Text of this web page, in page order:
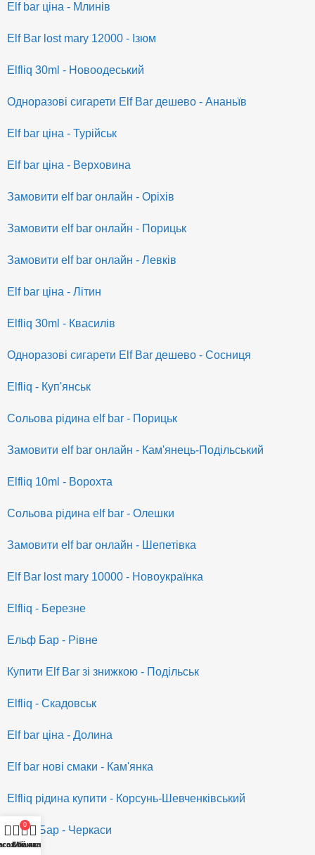
Elf bar ціна - Млинів
Elf Bar lost mary 12000 - Ізюм
Elfliq 30ml - Новоодеський
Одноразові сигарети Elf Bar дешево - Ананьїв
Elf bar ціна - Турійськ
Elf bar ціна - Верховина
Замовити elf bar онлайн - Оріхів
Замовити elf bar онлайн - Порицьк
Замовити elf bar онлайн - Левків
Elf bar ціна - Літин
Elfliq 30ml - Квасилів
Одноразові сигарети Elf Bar дешево - Сосниця
Elfliq - Куп'янськ
Сольова рідина elf bar - Порицьк
Замовити elf bar онлайн - Кам'янець-Подільський
Elfliq 10ml - Ворохта
Сольова рідина elf bar - Олешки
Замовити elf bar онлайн - Шепетівка
Elf Bar lost mary 10000 - Новоукраїнка
Elfliq - Березне
Ельф Бар - Рівне
Купити Elf Bar зі знижкою - Подільськ
Elfliq - Скадовськ
Elf bar ціна - Долина
Elf bar нові смаки - Кам'янка
Elfliq рідина купити - Корсунь-Шевченківський
Ельф Бар - Черкаси
бажань
0
Кошик
Мій акаунт